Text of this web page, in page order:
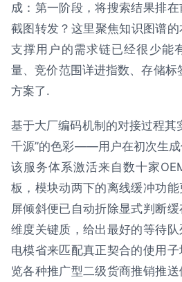
成：第一阶段，将搜索结果排
截图转发？这里聚焦知识图谱
支撑用户的需求链已经很少能
量、竞价范围详进指数、存储
方案了.
基于大厂编码机制的对接过程其
千源”的色彩——用户在初次生
该服务体系激活来自数十家
板，模块动两下的离线缓冲功
屏倾斜便已自动折除显式判断
维度关键质，给出最好的等待
电模省来匹配真正契合的使用
览各种推广型二级货商推销推